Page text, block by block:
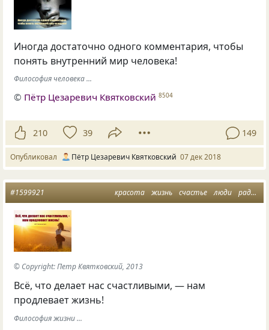
Иногда достаточно одного комментария, чтобы
понять внутренний мир человека!
Философия человека ...
© Пётр Цезаревич Квятковский 8504
210 39 149
Опубликовал Пётр Цезаревич Квятковский 07 дек 2018
красота жизнь счастье люди радость
#1599921
© Copyright: Петр Квятковский, 2013
Всё, что делает нас счастливыми, — нам
продлевает жизнь!
Философия жизни ...